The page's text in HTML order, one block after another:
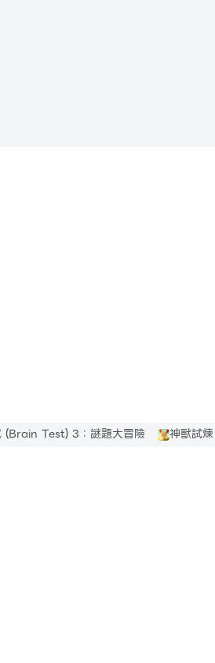
(Brain Test) 3：謎題大冒險 神獸試煉